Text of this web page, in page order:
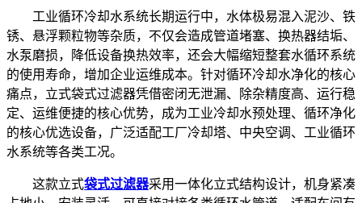
工业循环冷却水系统长期运行中，水体极易混入泥沙、铁
锈、悬浮颗粒物等杂质，不仅会造成管道堵塞、换热器结垢、
水泵磨损，降低设备换热效率，还会大幅缩短整套水循环系统
的使用寿命，增加企业运维成本。针对循环冷却水净化的核心
痛点，立式袋式过滤器凭借密闭无泄漏、除杂精度高、运行稳
定、运维便捷的核心优势，成为工业冷却水预处理、循环净化
的核心优选设备，广泛适配工厂冷却塔、中央空调、工业循环
水系统等各类工况。
这款立式袋式过滤器采用一体化立式结构设计，机身紧凑